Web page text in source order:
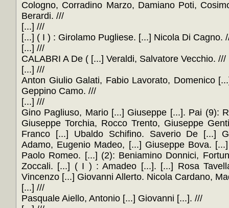
Cologno, Corradino Marzo, Damiano Poti,
Berardi. ///
[...] ///
[...] ( I ) : Girolamo Pugliese. [...] Nicola Di Cagno.
[...] ///
CALABRI A De ( [...] Veraldi, Salvatore Vecchio. ///
[...] ///
Anton Giulio Galati, Fabio Lavorato, Domenico
Geppino Camo. ///
[...] ///
Gino Pagliuso, Mario [...] Giuseppe [...]. Pai (9):
Giuseppe Torchia, Rocco Trento, Giuseppe
Franco [...] Ubaldo Schifino. Saverio De [...]
Adamo, Eugenio Madeo, [...] Giuseppe Bova.
Paolo Romeo. [...] (2): Beniamino Donnici,
Zoccali. [...] ( I ) : Amadeo [...]. [...] Rosa
Vincenzo [...] Giovanni Allerto. Nicola Cardano,
[...] ///
Pasquale Aiello, Antonio [...] Giovanni [...]. ///